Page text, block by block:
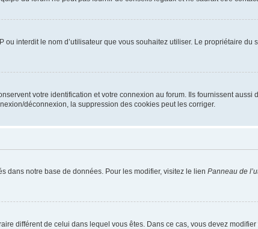
ou interdit le nom d’utilisateur que vous souhaitez utiliser. Le propriétaire
votre identification et votre connexion au forum. Ils fournissent
déconnexion, la suppression des cookies peut les corriger.
dans notre base de données. Pour les modifier, visitez le lien Panneau de
différent de celui dans lequel vous êtes. Dans ce cas, vous devez